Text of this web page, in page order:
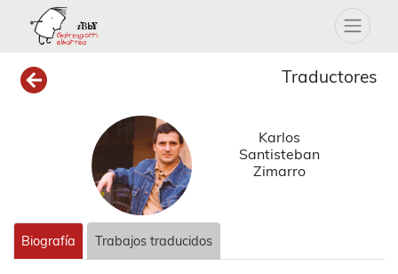
Traductores
Karlos
Santisteban
Zimarro
Biografía Trabajos traducidos